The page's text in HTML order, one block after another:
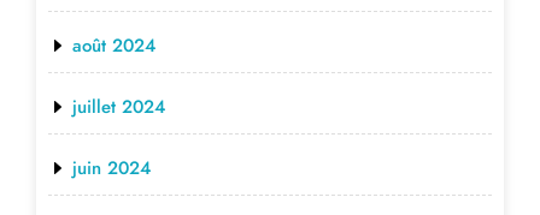
août 2024
juillet 2024
juin 2024